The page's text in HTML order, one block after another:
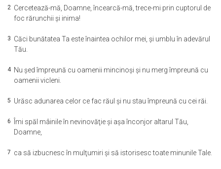
2 Cercetează-mă, Doamne, încearcă-mă, trece-mi prin cuptorul de
foc rărunchii şi inima!
3 Căci bunătatea Ta este înaintea ochilor mei, şi umblu în adevărul
Tău.
4 Nu şed împreună cu oamenii mincinoşi şi nu merg împreună cu
oamenii vicleni.
5 Urăsc adunarea celor ce fac răul şi nu stau împreună cu cei răi.
6
Îmi spăl mâinile în nevinovăţie şi aşa înconjor altarul Tău,
Doamne,
7 ca să izbucnesc în mulţumiri şi să istorisesc toate minunile Tale.